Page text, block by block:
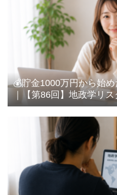
💰貯金1000万円から始
｜【第86回】地政学リ
る？｜過去の相場を見て